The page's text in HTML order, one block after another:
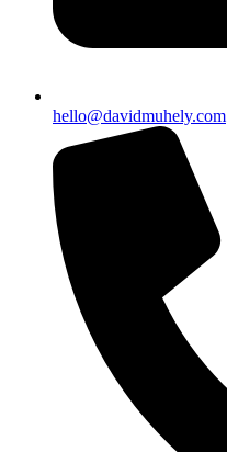
hello@davidmuhely.com